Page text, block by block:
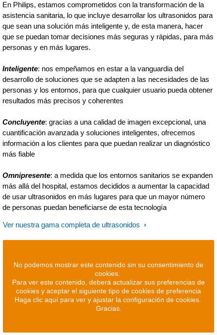
En Philips, estamos comprometidos con la transformación de la
asistencia sanitaria, lo que incluye desarrollar los ultrasonidos para
que sean una solución más inteligente y, de esta manera, hacer
que se puedan tomar decisiones más seguras y rápidas, para más
personas y en más lugares.
Inteligente: nos empeñamos en estar a la vanguardia del
desarrollo de soluciones que se adapten a las necesidades de las
personas y los entornos, para que cualquier usuario pueda obtener
resultados más precisos y coherentes
Concluyente: gracias a una calidad de imagen excepcional, una
cuantificación avanzada y soluciones inteligentes, ofrecemos
información a los clientes para que puedan realizar un diagnóstico
más fiable
Omnipresente: a medida que los entornos sanitarios se expanden
más allá del hospital, estamos decididos a aumentar la capacidad
de usar ultrasonidos en más lugares para que un mayor número
de personas puedan beneficiarse de esta tecnología
Ver nuestra gama completa de ultrasonidos
No podemos mostrar este contenido sin su consentimiento de
cookies.
Para ver este contenido, deberá actualizar sus preferencias de
cookies y aceptar el siguiente tipo de cookies de preferencia
Haga clic aquí para ver y ajustar la configuración de cookies.
Gracias.